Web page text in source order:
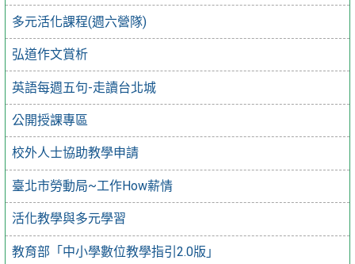
多元活化課程(週六營隊)
弘道作文賞析
英語每週五句-走讀台北城
公開授課專區
校外人士協助教學申請
臺北市勞動局~工作How薪情
活化教學與多元學習
教育部「中小學數位教學指引2.0版」